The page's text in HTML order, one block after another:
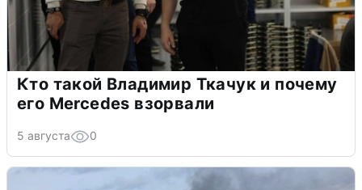
Кто такой Владимир Ткачук и почему
его Mercedes взорвали
5 августа 0